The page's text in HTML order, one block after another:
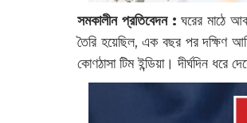
সমকালীন প্রতিবেদন : ঘরের মাঠে
তৈরি হয়েছিল, এক বছর পর দক্ষিণ
কোণঠাসা টিম ইন্ডিয়া। দীর্ঘদিন ধরে